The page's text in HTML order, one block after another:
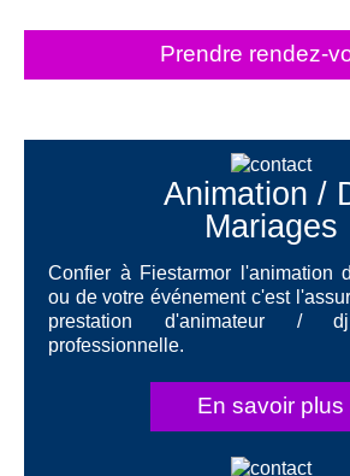
Prendre rendez-
Animation /
Mariages
Confier à Fiestarmor l'animation
ou de votre événement c'est
prestation d'animateur /
professionnelle.
En savoir plus